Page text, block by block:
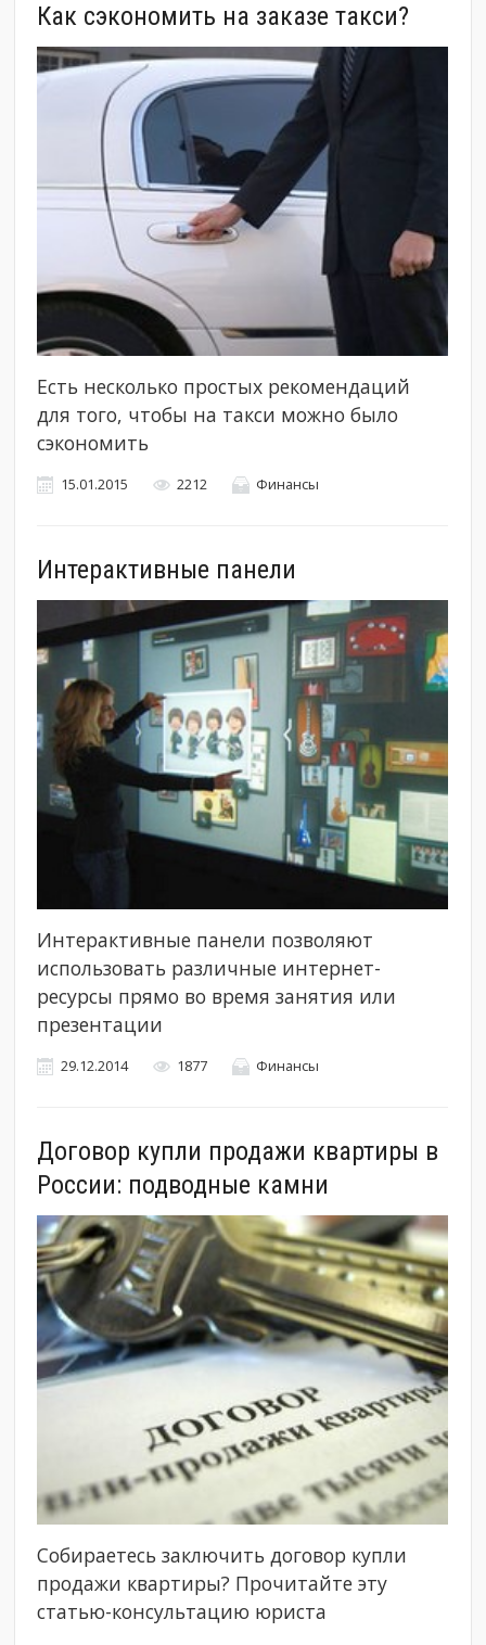
Как сэкономить на заказе такси?
Есть несколько простых рекомендаций
для того, чтобы на такси можно было
сэкономить
15.01.2015 2212 Финансы
Интерактивные панели
Интерактивные панели позволяют
использовать различные интернет-
ресурсы прямо во время занятия или
презентации
29.12.2014 1877 Финансы
Договор купли продажи квартиры в
России: подводные камни
Собираетесь заключить договор купли
продажи квартиры? Прочитайте эту
статью-консультацию юриста